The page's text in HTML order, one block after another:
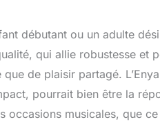
débutant ou un adulte
qui allie robustesse et
de plaisir partagé.
pourrait bien être la
occasions musicales, que